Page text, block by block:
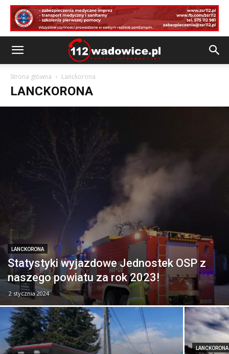
Strona główna Lanckorona
LANCKORONA
LANCKORONA
Statystyki wyjazdowe Jednostek OSP z
naszego powiatu za rok 2023!
2 stycznia 2024
LANCKORONA